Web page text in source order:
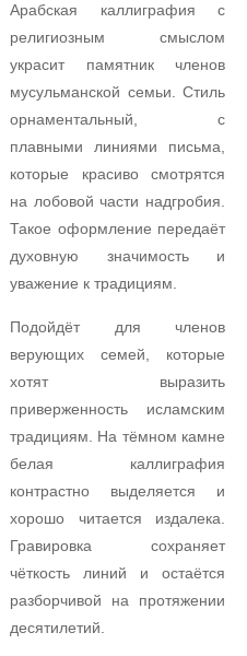
Арабская каллиграфия с
религиозным смыслом
украсит памятник членов
мусульманской семьи. Стиль
орнаментальный, с
плавными линиями письма,
которые красиво смотрятся
на лобовой части надгробия.
Такое оформление передаёт
духовную значимость и
уважение к традициям.
Подойдёт для членов
верующих семей, которые
хотят выразить
приверженность исламским
традициям. На тёмном камне
белая каллиграфия
контрастно выделяется и
хорошо читается издалека.
Гравировка сохраняет
чёткость линий и остаётся
разборчивой на протяжении
десятилетий.